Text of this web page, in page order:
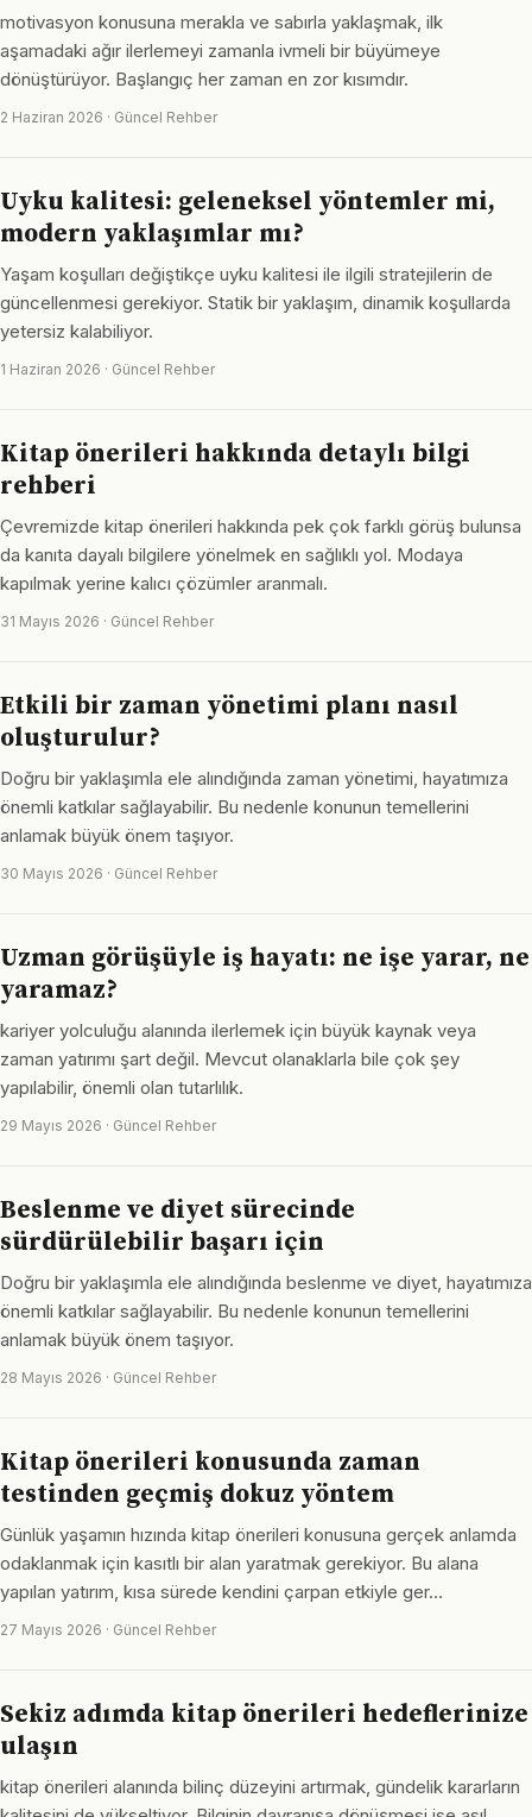
motivasyon konusuna merakla ve sabırla yaklaşmak, ilk
aşamadaki ağır ilerlemeyi zamanla ivmeli bir büyümeye
dönüştürüyor. Başlangıç her zaman en zor kısımdır.
2 Haziran 2026 · Güncel Rehber
Uyku kalitesi: geleneksel yöntemler mi,
modern yaklaşımlar mı?
Yaşam koşulları değiştikçe uyku kalitesi ile ilgili stratejilerin de
güncellenmesi gerekiyor. Statik bir yaklaşım, dinamik koşullarda
yetersiz kalabiliyor.
1 Haziran 2026 · Güncel Rehber
Kitap önerileri hakkında detaylı bilgi
rehberi
Çevremizde kitap önerileri hakkında pek çok farklı görüş bulunsa
da kanıta dayalı bilgilere yönelmek en sağlıklı yol. Modaya
kapılmak yerine kalıcı çözümler aranmalı.
31 Mayıs 2026 · Güncel Rehber
Etkili bir zaman yönetimi planı nasıl
oluşturulur?
Doğru bir yaklaşımla ele alındığında zaman yönetimi, hayatımıza
önemli katkılar sağlayabilir. Bu nedenle konunun temellerini
anlamak büyük önem taşıyor.
30 Mayıs 2026 · Güncel Rehber
Uzman görüşüyle iş hayatı: ne işe yarar, ne
yaramaz?
kariyer yolculuğu alanında ilerlemek için büyük kaynak veya
zaman yatırımı şart değil. Mevcut olanaklarla bile çok şey
yapılabilir, önemli olan tutarlılık.
29 Mayıs 2026 · Güncel Rehber
Beslenme ve diyet sürecinde
sürdürülebilir başarı için
Doğru bir yaklaşımla ele alındığında beslenme ve diyet, hayatımıza
önemli katkılar sağlayabilir. Bu nedenle konunun temellerini
anlamak büyük önem taşıyor.
28 Mayıs 2026 · Güncel Rehber
Kitap önerileri konusunda zaman
testinden geçmiş dokuz yöntem
Günlük yaşamın hızında kitap önerileri konusuna gerçek anlamda
odaklanmak için kasıtlı bir alan yaratmak gerekiyor. Bu alana
yapılan yatırım, kısa sürede kendini çarpan etkiyle ger…
27 Mayıs 2026 · Güncel Rehber
Sekiz adımda kitap önerileri hedeflerinize
ulaşın
kitap önerileri alanında bilinç düzeyini artırmak, gündelik kararların